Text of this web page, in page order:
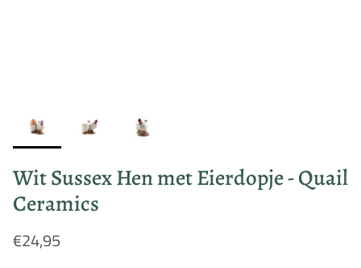
Wit Sussex Hen met Eierdopje - Quail
Ceramics
€24,95